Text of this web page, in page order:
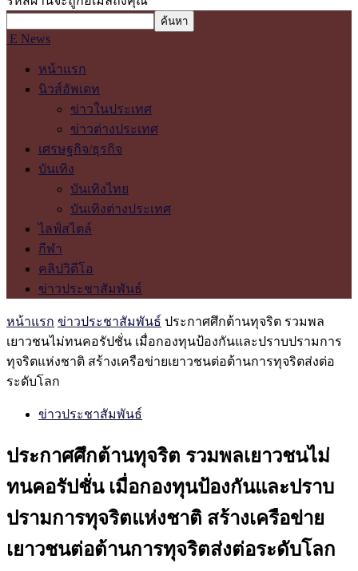
E News
หน้าแรก
นิวส์อัพเดท
ข่าวในประเทศ
ข่าวต่างประเทศ
เศรษฐกิจ/ธุรกิจ
บันเทิง
บันเทิงไทย
บันเทิงต่างประเทศ
ไลฟ์สไตล์
กีฬา
คลิปวิดีโอ
ข่าวประชาสัมพันธ์
หน้าแรก ข่าวประชาสัมพันธ์ ประกาศศึกต้านทุจริต รวมพล
เยาวชนไม่ทนคอรัปชั่น เมื่อกองทุนป้องกันและปราบปรามการ
ทุจริตแห่งชาติ สร้างเครือข่ายเยาวชนต่อต้านการทุจริตส่งต่อ
ระดับโลก
ข่าวประชาสัมพันธ์
ประกาศศึกต้านทุจริต รวมพลเยาวชนไม่
ทนคอรัปชั่น เมื่อกองทุนป้องกันและปราบ
ปรามการทุจริตแห่งชาติ สร้างเครือข่าย
เยาวชนต่อต้านการทุจริตส่งต่อระดับโลก